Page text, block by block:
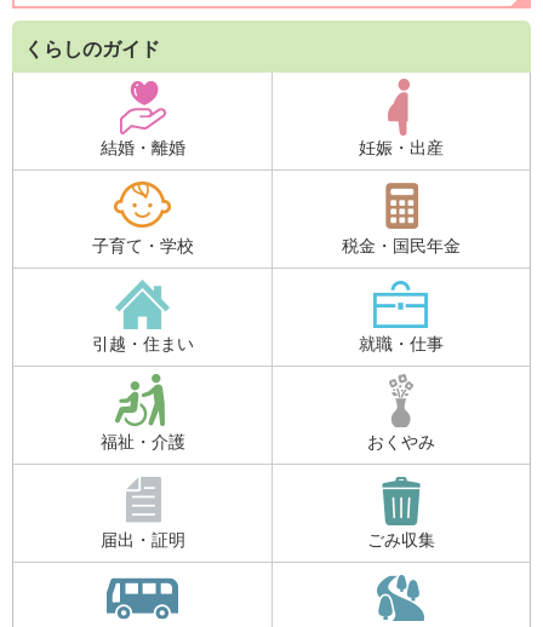
くらしのガイド
結婚・離婚 妊娠・出産
子育て・学校 税金・国民年金
引越・住まい 就職・仕事
福祉・介護 おくやみ
届出・証明 ごみ収集